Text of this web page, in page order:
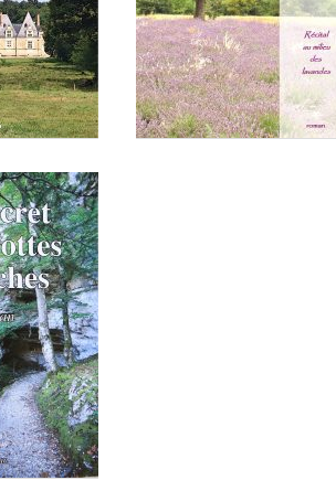
Les secrets d'Ursuline